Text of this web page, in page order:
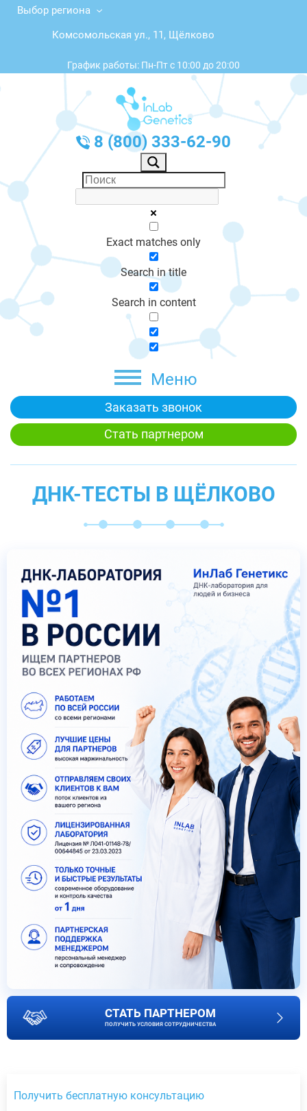
Выбор региона
Комсомольская ул., 11, Щёлково
График работы: Пн-Пт с 10:00 до 20:00
8 (800) 333-62-90
Exact matches only
Search in title
Search in content
Меню
Заказать звонок
Стать партнером
ДНК-ТЕСТЫ В ЩЁЛКОВО
СТАТЬ ПАРТНЕРОМ
ПОЛУЧИТЬ УСЛОВИЯ СОТРУДНИЧЕСТВА
Получить бесплатную консультацию